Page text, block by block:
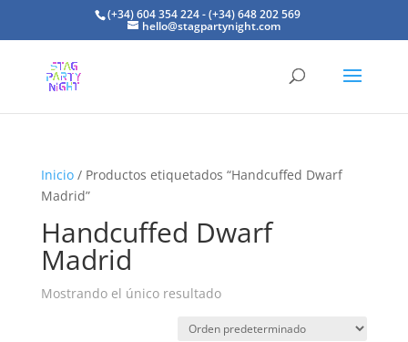
(+34) 604 354 224 - (+34) 648 202 569
hello@stagpartynight.com
Inicio/ Productos etiquetados “Handcuffed Dwarf
Madrid”
Handcuffed Dwarf
Madrid
Mostrando el único resultado